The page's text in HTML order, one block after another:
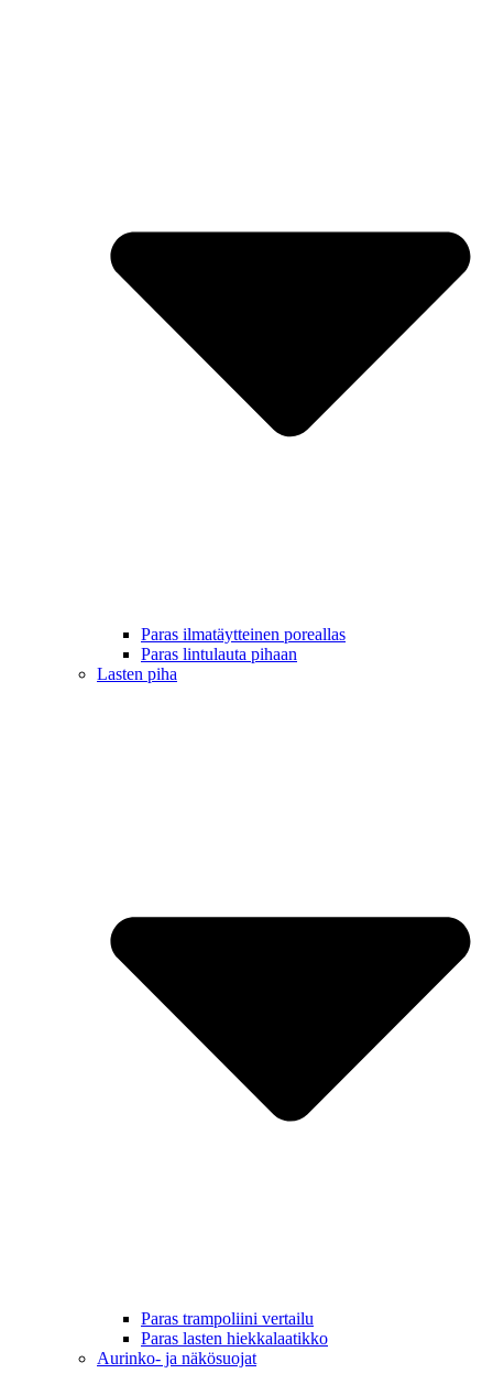
Paras ilmatäytteinen poreallas
Paras lintulauta pihaan
Lasten piha
Paras trampoliini vertailu
Paras lasten hiekkalaatikko
Aurinko- ja näkösuojat